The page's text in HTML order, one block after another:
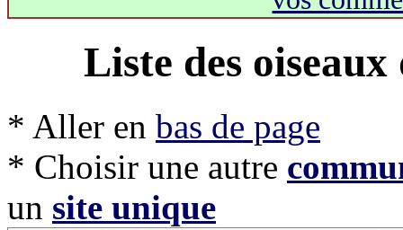
Liste des
* Aller en bas de page
* Choisir une autre
un site unique